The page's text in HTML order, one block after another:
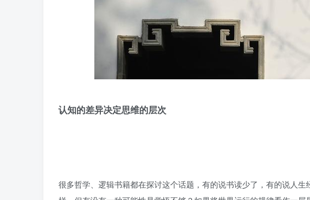
认知的差异决定思维的层次
很多哲学、逻辑书籍都在探讨这个话题，有的说书读少了，有的说人